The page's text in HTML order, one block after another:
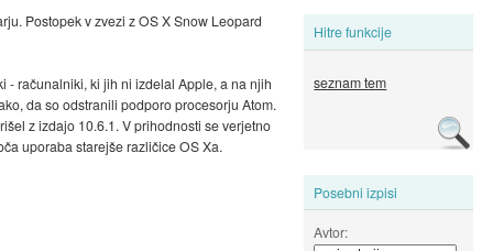
Hitre funkcije
seznam tem
Posebni izpisi
Avtor:
Postopek v zvezi z OS X Snow Leopard
- računalniki, ki jih ni izdelal Apple, a na njih
da so odstranili podporo procesorju Atom.
z izdajo 10.6.1. V prihodnosti se verjetno
uporaba starejše različice OS Xa.